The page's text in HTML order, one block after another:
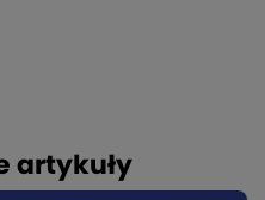
artykuły